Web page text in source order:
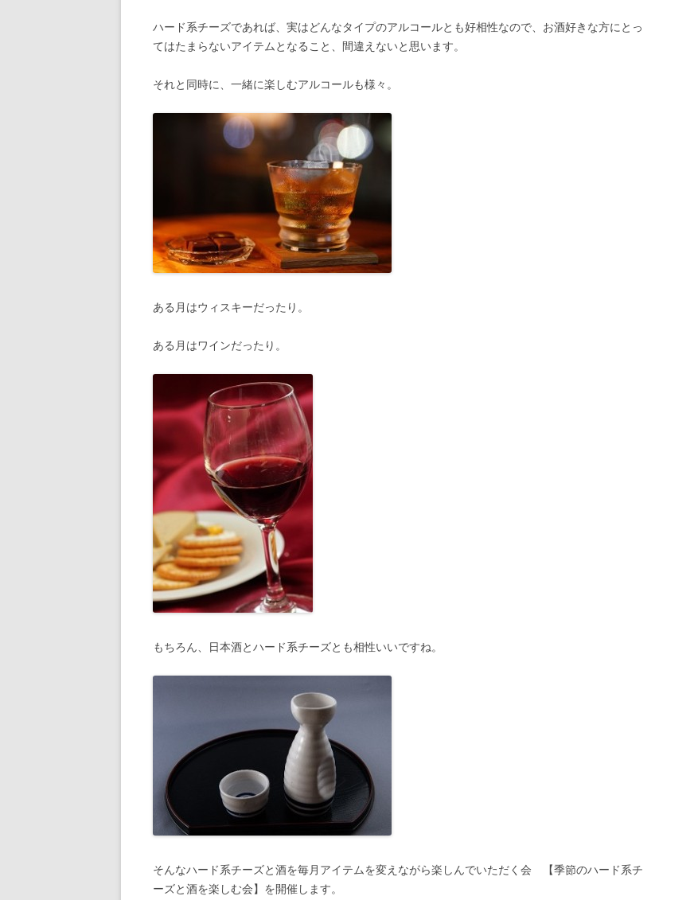
ハード系チーズであれば、実はどんなタイプのアルコールとも好相性なので、お酒好きな方にとっ
てはたまらないアイテムとなること、間違えないと思います。
それと同時に、一緒に楽しむアルコールも様々。
ある月はウィスキーだったり。
ある月はワインだったり。
もちろん、日本酒とハード系チーズとも相性いいですね。
そんなハード系チーズと酒を毎月アイテムを変えながら楽しんでいただく会 【季節のハード系チ
ーズと酒を楽しむ会】を開催します。